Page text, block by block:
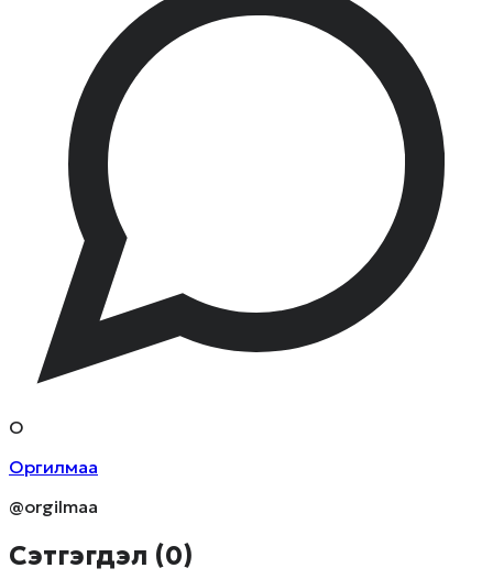
О
Оргилмаа
@orgilmaa
Сэтгэгдэл (0)